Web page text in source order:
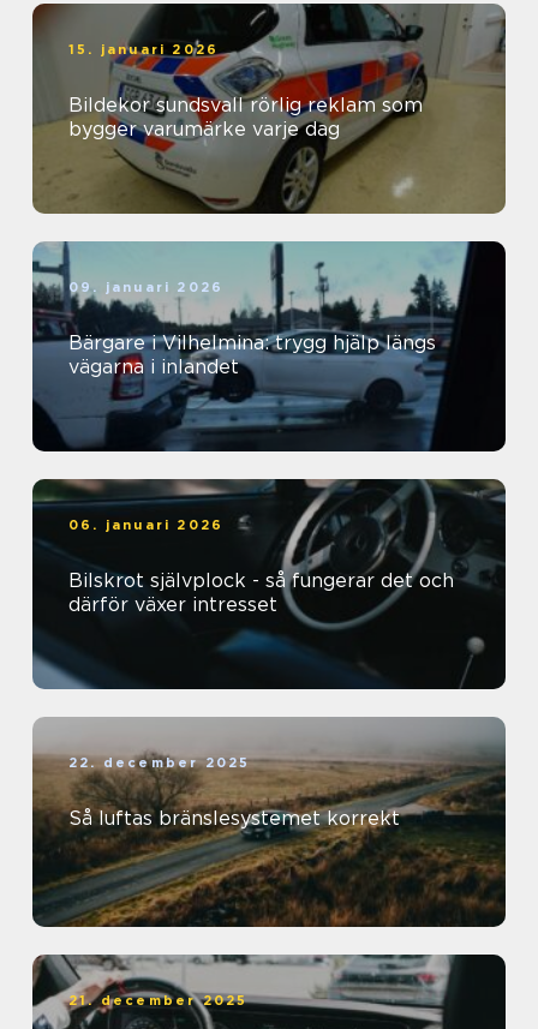
15. januari 2026
Bildekor sundsvall rörlig reklam som
bygger varumärke varje dag
09. januari 2026
Bärgare i Vilhelmina: trygg hjälp längs
vägarna i inlandet
06. januari 2026
Bilskrot självplock - så fungerar det och
därför växer intresset
22. december 2025
Så luftas bränslesystemet korrekt
21. december 2025